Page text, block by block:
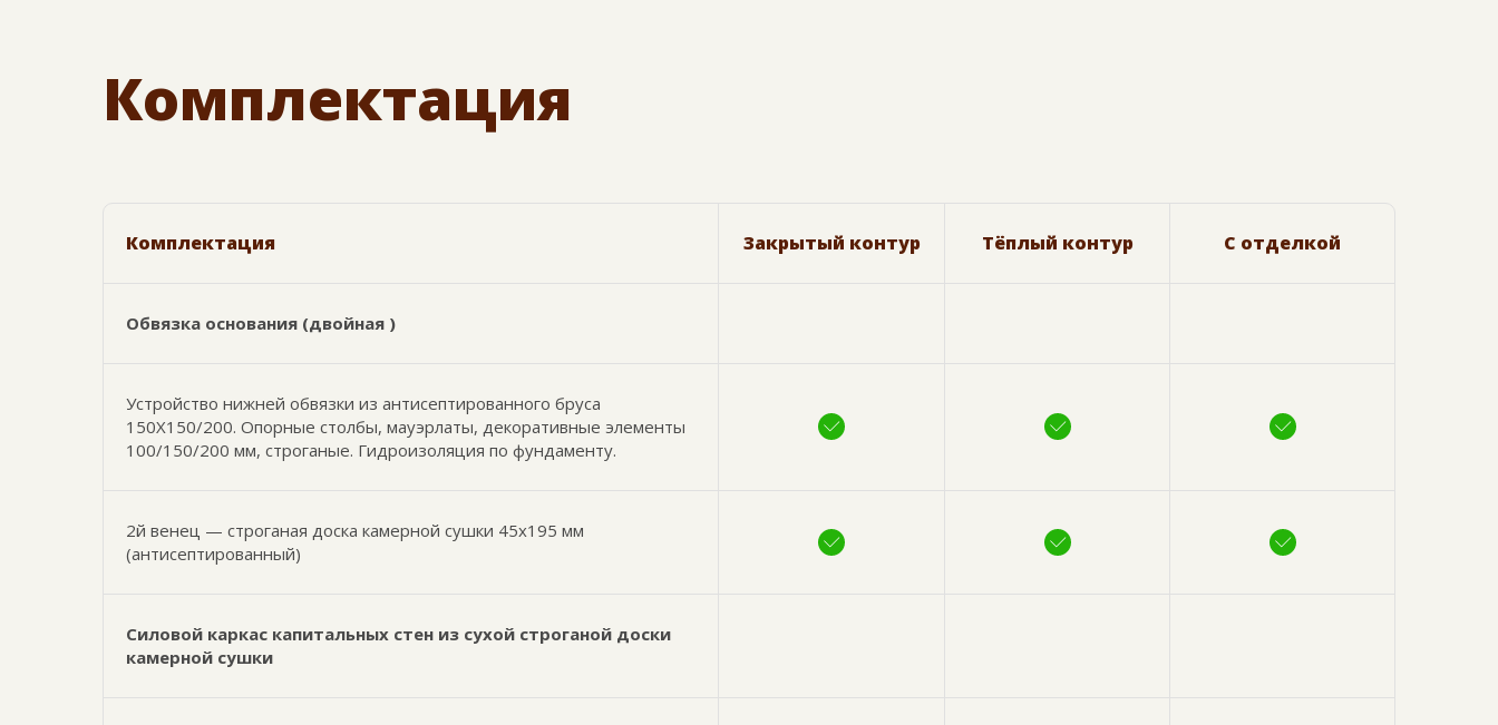
Комплектация
Комплектация Закрытый контур Тёплый контур С отделкой
Обвязка основания (двойная )
Устройство нижней обвязки из антисептированного бруса
150Х150/200. Опорные столбы, мауэрлаты, декоративные элементы
100/150/200 мм, строганые. Гидроизоляция по фундаменту.
2й венец — строганая доска камерной сушки 45х195 мм
(антисептированный)
Силовой каркас капитальных стен из сухой строганой доски
камерной сушки